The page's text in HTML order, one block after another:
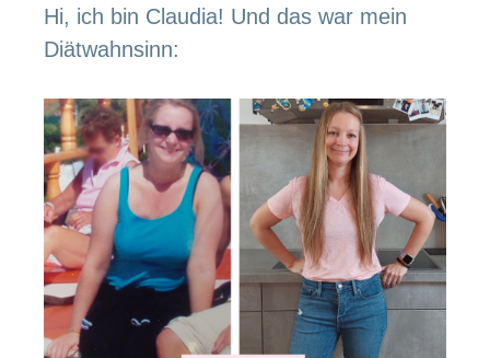
Hi, ich bin Claudia! Und das war mein
Diätwahnsinn: